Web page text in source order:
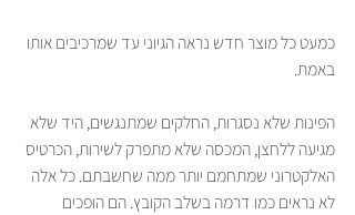
כמעט כל מוצר חדש נראה הגיוני עד שמרכיבים אותו
באמת.
הפינות שלא נסגרות, החלקים שמתנגשים, היד שלא
מגיעה ללחצן, המכסה שלא מתפרק לשירות, הכרטיס
האלקטרוני שמתחמם יותר ממה שחשבתם. כל אלה
לא נראים כמו דרמה בשלב הקובץ. הם הופכים